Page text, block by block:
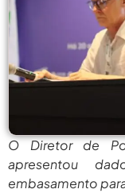
O Diretor de
apresentou
embasamento